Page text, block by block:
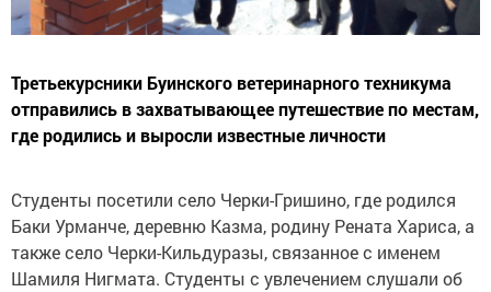
Третьекурсники Буинского ветеринарного техникума
отправились в захватывающее путешествие по местам,
где родились и выросли известные личности
Студенты посетили село Черки-Гришино, где родился
Баки Урманче, деревню Казма, родину Рената Хариса, а
также село Черки-Кильдуразы, связанное с именем
Шамиля Нигмата. Студенты с увлечением слушали об